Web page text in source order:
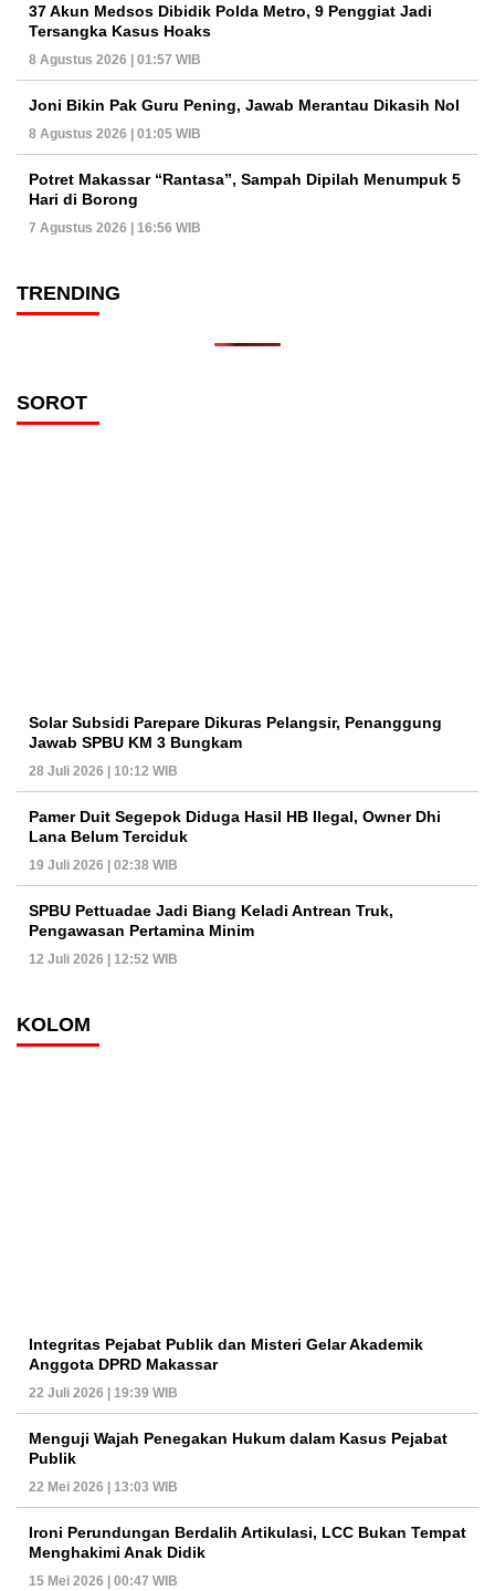
37 Akun Medsos Dibidik Polda Metro, 9 Penggiat Jadi
Tersangka Kasus Hoaks
8 Agustus 2026 | 01:57 WIB
Joni Bikin Pak Guru Pening, Jawab Merantau Dikasih Nol
8 Agustus 2026 | 01:05 WIB
Potret Makassar “Rantasa”, Sampah Dipilah Menumpuk 5
Hari di Borong
7 Agustus 2026 | 16:56 WIB
TRENDING
SOROT
Solar Subsidi Parepare Dikuras Pelangsir, Penanggung
Jawab SPBU KM 3 Bungkam
28 Juli 2026 | 10:12 WIB
Pamer Duit Segepok Diduga Hasil HB Ilegal, Owner Dhi
Lana Belum Terciduk
19 Juli 2026 | 02:38 WIB
SPBU Pettuadae Jadi Biang Keladi Antrean Truk,
Pengawasan Pertamina Minim
12 Juli 2026 | 12:52 WIB
KOLOM
Integritas Pejabat Publik dan Misteri Gelar Akademik
Anggota DPRD Makassar
22 Juli 2026 | 19:39 WIB
Menguji Wajah Penegakan Hukum dalam Kasus Pejabat
Publik
22 Mei 2026 | 13:03 WIB
Ironi Perundungan Berdalih Artikulasi, LCC Bukan Tempat
Menghakimi Anak Didik
15 Mei 2026 | 00:47 WIB